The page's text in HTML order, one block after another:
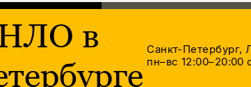
в
Санкт-Петербург,
пн–вс 12:00–20:00